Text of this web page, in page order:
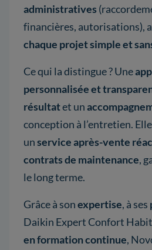
administratives
financières, autorisations),
chaque projet simple et
Ce qui la distingue ? Une
personnalisée et
résultatet un
conception à l’entretien.
unservice après-vente
contrats de maintenance,
le long terme.
Grâce à sonexpertise, à ses
Daikin Expert Confort
en formation continue,